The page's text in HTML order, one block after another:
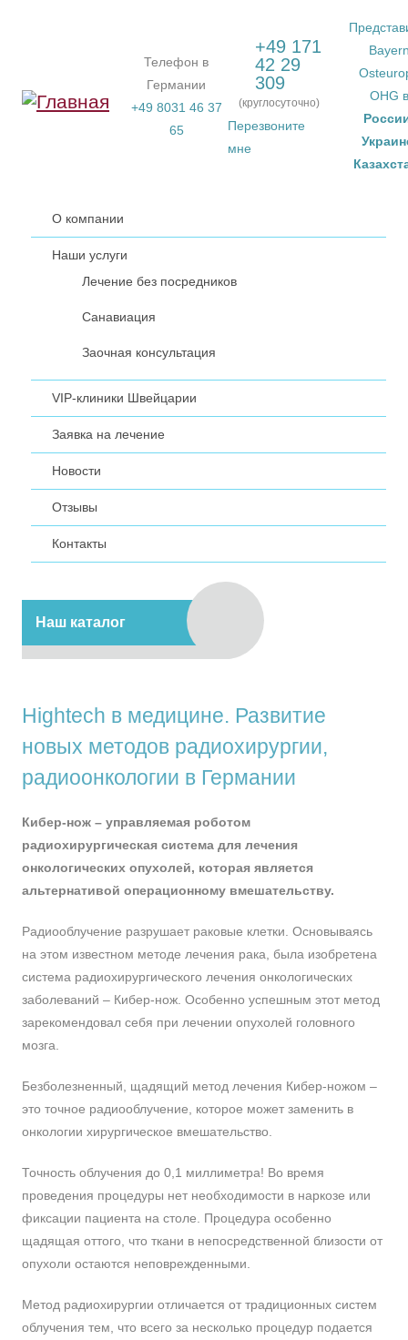
Телефон в
Германии
+49 8031 46 37
65
+49 171
42 29
309
(круглосуточно)
Перезвоните
мне
OHG в
О компании
Наши услуги
Лечение без посредников
Санавиация
Заочная консультация
VIP-клиники Швейцарии
Заявка на лечение
Новости
Отзывы
Контакты
Наш каталог
Hightech в медицине. Развитие
новых методов радиохирургии,
радиоонкологии в Германии
Кибер-нож – управляемая роботом
радиохирургическая система для лечения
онкологических опухолей, которая является
альтернативой операционному вмешательству.
Радиооблучение разрушает раковые клетки. Основываясь
на этом известном методе лечения рака, была изобретена
система радиохирургического лечения онкологических
заболеваний – Кибер-нож. Особенно успешным этот метод
зарекомендовал себя при лечении опухолей головного
мозга.
Безболезненный, щадящий метод лечения Кибер-ножом –
это точное радиооблучение, которое может заменить в
онкологии хирургическое вмешательство.
Точность облучения до 0,1 миллиметра! Во время
проведения процедуры нет необходимости в наркозе или
фиксации пациента на столе. Процедура особенно
щадящая оттого, что ткани в непосредственной близости от
опухоли остаются неповрежденными.
Метод радиохирургии отличается от традиционных систем
облучения тем, что всего за несколько процедур подается